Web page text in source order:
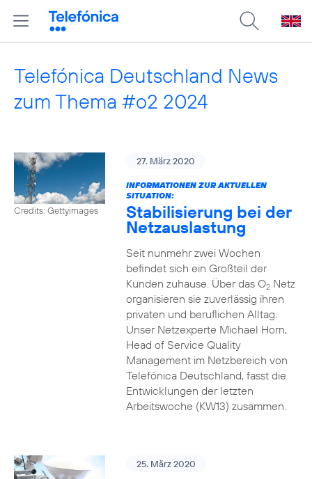
Telefónica Deutschland News
zum Thema #o2 2024
Credits: Gettyimages
27. März 2020
INFORMATIONEN ZUR AKTUELLEN
SITUATION:
Stabilisierung bei der
Netzauslastung
Seit nunmehr zwei Wochen
befindet sich ein Großteil der
Kunden zuhause. Über das O2Netz
organisieren sie zuverlässig ihren
privaten und beruflichen Alltag.
Unser Netzexperte Michael Horn,
Head of Service Quality
Management im Netzbereich von
Telefónica Deutschland, fasst die
Entwicklungen der letzten
Arbeitswoche (KW13) zusammen.
25. März 2020